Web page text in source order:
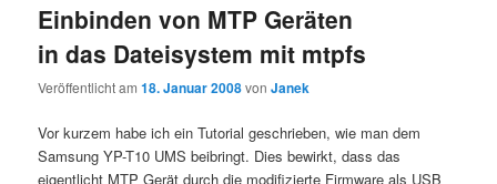
wechseln
Einbinden von MTP Geräten
in das Dateisystem mit mtpfs
Veröffentlicht am18. Januar 2008vonJanek
Vor kurzem habe ich ein Tutorial geschrieben, wie man dem
Samsung YP-T10 UMS beibringt. Dies bewirkt, dass das
eigentlicht MTP Gerät durch die modifizierte Firmware als USB